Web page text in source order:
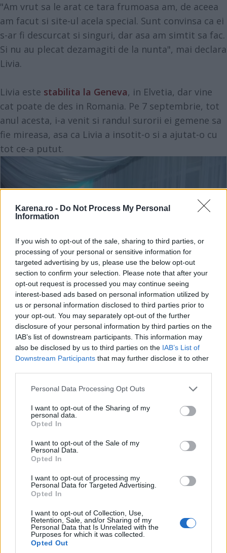
Karena.ro - Do Not Process My Personal
Information
If you wish to opt-out of the sale, sharing to third parties, or
processing of your personal or sensitive information for
targeted advertising by us, please use the below opt-out
section to confirm your selection. Please note that after your
opt-out request is processed you may continue seeing
interest-based ads based on personal information utilized by
us or personal information disclosed to third parties prior to
your opt-out. You may separately opt-out of the further
disclosure of your personal information by third parties on the
IAB’s list of downstream participants. This information may
also be disclosed by us to third parties on the IAB’s List of
Downstream Participants that may further disclose it to other
Please note that this website/app uses one or more Google
not limited to your visit or usage behaviour. You may click to
grant or deny consent to Google and its third-party tags to
use your data for below specified purposes in below Google
consent section.
Personal Data Processing Opt Outs
I want to opt-out of the Sharing of my
personal data.
Opted In
I want to opt-out of the Sale of my
Personal Data.
Opted In
I want to opt-out of processing my
Personal Data for Targeted Advertising.
Opted In
I want to opt-out of Collection, Use,
Retention, Sale, and/or Sharing of my
Personal Data that Is Unrelated with the
Purposes for which it was collected.
Opted Out
"Am vrut sa le arat ce tara frumoasa am, de aceea
am facut si site-ul acela special. Sunt convinsa ca ei
s-ar fi descurcat si singuri, dar asa am simtit sa fac.
Si nu au plecat dezamagiti de la nunta", mai declara
Livia.
Livia este stabilita la Geneva, in Elvetia, dar vine
cat poate de des in Romania. Pe 7 septembrie, tot
anul acesta, i-a venit si randul surorii ei gemene sa
fie mireasa, asa ca Livia a insotit-o si a ajutat-o cu
tot ce-a putut.
La capitolul organizare, mireasa a ales si oagentie
Events by Carmen Ionita. "Carmen m-a ajutat foarte
mult. Ea s-a ocupat de tot, bineinteles ca eu faceam
alegerile, dar ea se ocupa de organizare. Mi-ar fi
fost mult mai greu fara ea. A stat cu noi toata
venit ca invitata, sa se bucure de eveniment",
spune Livia.
Si de fotograf a fost multumita. "M-am inteles
foarte bine cu el, era foarte atent. Este foarte
imediat dupa nunta sa faca o sedinta foto speciala,
"Trash the Dress", au reprogramat-o pentru la
anu', in Elvetia.
Livia si-a dorit si candy-bar, fiind o mare
gurmanda si iubitoare de dulciuri. "I-am